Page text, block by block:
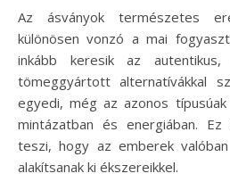
Az ásványok természetes
különösen vonzó a mai
inkább keresik az
tömeggyártott alternatívákkal
egyedi, még az azonos
mintázatban és energiában.
teszi, hogy az emberek
alakítsanak ki ékszereikkel.